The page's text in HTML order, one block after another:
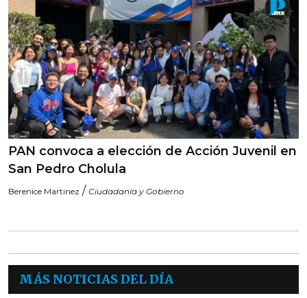
PAN convoca a elección de Acción Juvenil en
San Pedro Cholula
Berenice Martinez / Ciudadanía y Gobierno
MÁS NOTICIAS DEL DÍA